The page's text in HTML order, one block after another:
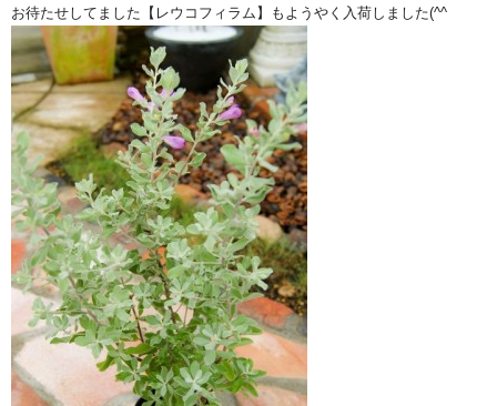
お待たせしてました【レウコフィラム】もようやく入荷しました(^^ゞ